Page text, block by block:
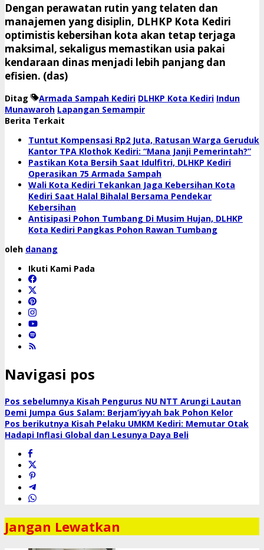
​Dengan perawatan rutin yang telaten dan
manajemen yang disiplin, DLHKP Kota Kediri
optimistis kebersihan kota akan tetap terjaga
maksimal, sekaligus memastikan usia pakai
kendaraan dinas menjadi lebih panjang dan
efisien. (das)
Ditag Armada Sampah Kediri DLHKP Kota Kediri Indun
Munawaroh Lapangan Semampir
Berita Terkait
Tuntut Kompensasi Rp2 Juta, Ratusan Warga Geruduk
Kantor TPA Klothok Kediri: “Mana Janji Pemerintah?”
Pastikan Kota Bersih Saat Idulfitri, DLHKP Kediri
Operasikan 75 Armada Sampah
Wali Kota Kediri Tekankan Jaga Kebersihan Kota
Kediri Saat Halal Bihalal Bersama Pendekar
Kebersihan
Antisipasi Pohon Tumbang Di Musim Hujan, DLHKP
Kota Kediri Pangkas Pohon Rawan Tumbang
oleh danang
Ikuti Kami Pada
Navigasi pos
Pos sebelumnya Kisah Pengurus NU NTT Arungi Lautan
Demi Jumpa Gus Salam: Berjam’iyyah bak Pohon Kelor
Pos berikutnya Kisah Pelaku UMKM Kediri: Memutar Otak
Hadapi Inflasi Global dan Lesunya Daya Beli
Jangan Lewatkan